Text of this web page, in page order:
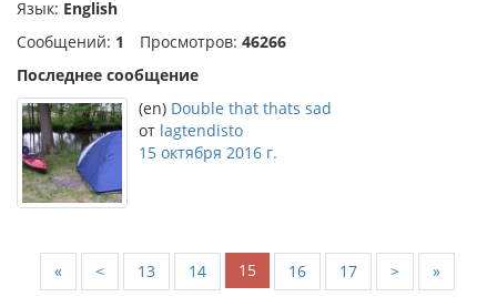
Язык: English
Сообщений: 1 Просмотров: 46266
Последнее сообщение
(en) Double that thats sad
от lagtendisto
15 октября 2016 г.
« < 13 14 15 16 17 > »